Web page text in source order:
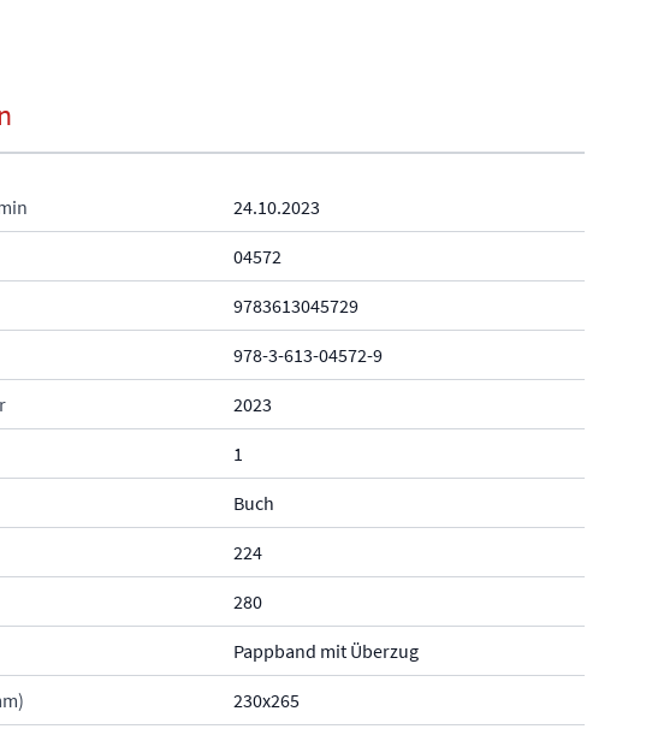
24.10.2023
04572
9783613045729
978-3-613-04572-9
2023
1
Buch
224
280
Pappband mit Überzug
230x265